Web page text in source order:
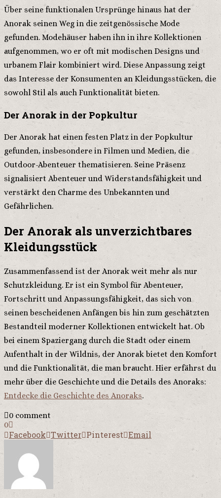
Über seine funktionalen Ursprünge hinaus hat der
Anorak seinen Weg in die zeitgenössische Mode
gefunden. Modehäuser haben ihn in ihre Kollektionen
aufgenommen, wo er oft mit modischen Designs und
urbanem Flair kombiniert wird. Diese Anpassung zeigt
das Interesse der Konsumenten an Kleidungsstücken, die
sowohl Stil als auch Funktionalität bieten.
Der Anorak in der Popkultur
Der Anorak hat einen festen Platz in der Popkultur
gefunden, insbesondere in Filmen und Medien, die
Outdoor-Abenteuer thematisieren. Seine Präsenz
signalisiert Abenteuer und Widerstandsfähigkeit und
verstärkt den Charme des Unbekannten und
Gefährlichen.
Der Anorak als unverzichtbares
Kleidungsstück
Zusammenfassend ist der Anorak weit mehr als nur
Schutzkleidung. Er ist ein Symbol für Abenteuer,
Fortschritt und Anpassungsfähigkeit, das sich von
seinen bescheidenen Anfängen bis hin zum geschätzten
Bestandteil moderner Kollektionen entwickelt hat. Ob
bei einem Spaziergang durch die Stadt oder einem
Aufenthalt in der Wildnis, der Anorak bietet den Komfort
und die Funktionalität, die man braucht. Hier erfährst du
mehr über die Geschichte und die Details des Anoraks:
Entdecke die Geschichte des Anoraks.
0 comment
0
Facebook Twitter Pinterest Email